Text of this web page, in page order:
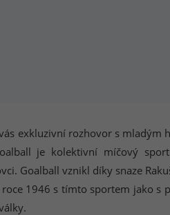
exkluzivní rozhovor s mladým
je kolektivní míčový sport
Goalball vznikl díky snaze
1946 s tímto sportem jako s